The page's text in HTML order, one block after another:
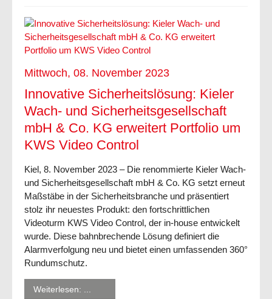
Mittwoch, 08. November 2023
Innovative Sicherheitslösung: Kieler
Wach- und Sicherheitsgesellschaft
mbH & Co. KG erweitert Portfolio um
KWS Video Control
Kiel, 8. November 2023 – Die renommierte Kieler Wach-
und Sicherheitsgesellschaft mbH & Co. KG setzt erneut
Maßstäbe in der Sicherheitsbranche und präsentiert
stolz ihr neuestes Produkt: den fortschrittlichen
Videoturm KWS Video Control, der in-house entwickelt
wurde. Diese bahnbrechende Lösung definiert die
Alarmverfolgung neu und bietet einen umfassenden 360°
Rundumschutz.
Weiterlesen: ...